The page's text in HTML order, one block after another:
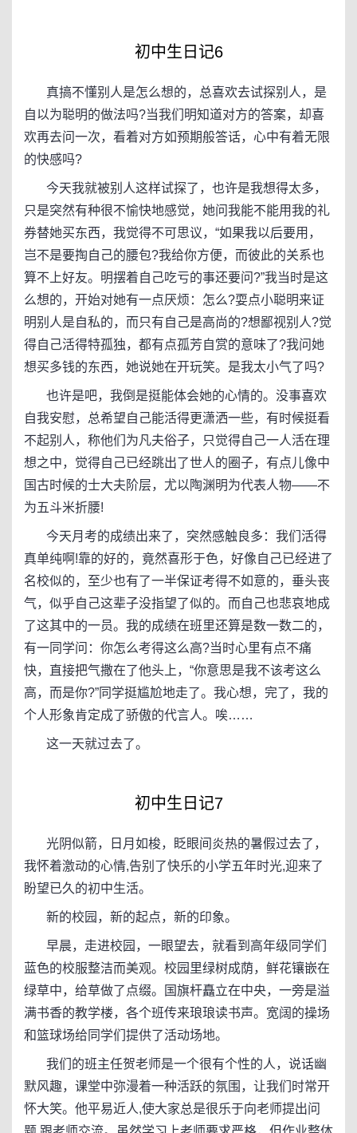
初中生日记6
真搞不懂别人是怎么想的，总喜欢去试探别人，是
自以为聪明的做法吗?当我们明知道对方的答案，却喜
欢再去问一次，看着对方如预期般答话，心中有着无限
的快感吗?
今天我就被别人这样试探了，也许是我想得太多，
只是突然有种很不愉快地感觉，她问我能不能用我的礼
券替她买东西，我觉得不可思议，“如果我以后要用，
岂不是要掏自己的腰包?我给你方便，而彼此的关系也
算不上好友。明摆着自己吃亏的事还要问?”我当时是这
么想的，开始对她有一点厌烦：怎么?耍点小聪明来证
明别人是自私的，而只有自己是高尚的?想鄙视别人?觉
得自己活得特孤独，都有点孤芳自赏的意味了?我问她
想买多钱的东西，她说她在开玩笑。是我太小气了吗?
也许是吧，我倒是挺能体会她的心情的。没事喜欢
自我安慰，总希望自己能活得更潇洒一些，有时候挺看
不起别人，称他们为凡夫俗子，只觉得自己一人活在理
想之中，觉得自己已经跳出了世人的圈子，有点儿像中
国古时候的士大夫阶层，尤以陶渊明为代表人物——不
为五斗米折腰!
今天月考的成绩出来了，突然感触良多：我们活得
真单纯啊!靠的好的，竟然喜形于色，好像自己已经进了
名校似的，至少也有了一半保证考得不如意的，垂头丧
气，似乎自己这辈子没指望了似的。而自己也悲哀地成
了这其中的一员。我的成绩在班里还算是数一数二的，
有一同学问：你怎么考得这么高?当时心里有点不痛
快，直接把气撒在了他头上，“你意思是我不该考这么
高，而是你?”同学挺尴尬地走了。我心想，完了，我的
个人形象肯定成了骄傲的代言人。唉……
这一天就过去了。
初中生日记7
光阴似箭，日月如梭，眨眼间炎热的暑假过去了，
我怀着激动的心情,告别了快乐的小学五年时光,迎来了
盼望已久的初中生活。
新的校园，新的起点，新的印象。
早晨，走进校园，一眼望去，就看到高年级同学们
蓝色的校服整洁而美观。校园里绿树成荫，鲜花镶嵌在
绿草中，给草做了点缀。国旗杆矗立在中央，一旁是溢
满书香的教学楼，各个班传来琅琅读书声。宽阔的操场
和篮球场给同学们提供了活动场地。
我们的班主任贺老师是一个很有个性的人，说话幽
默风趣，课堂中弥漫着一种活跃的氛围，让我们时常开
怀大笑。他平易近人,使大家总是很乐于向老师提出问